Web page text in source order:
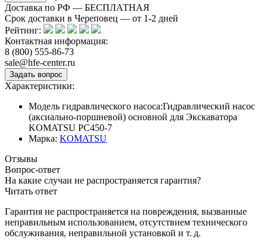
Доставка по РФ — БЕСПЛАТНАЯ
Срок доставки в Череповец — от 1-2 дней
Рейтинг:
Контактная информация:
8 (800) 555-86-73
sale@hfe-center.ru
Характеристики:
Модель гидравлического насоса:Гидравлический насос
(аксиально-поршневой) основной для Экскаватора
KOMATSU PC450-7
Марка: KOMATSU
Отзывы
Вопрос-ответ
На какие случаи не распространяется гарантия?
Читать ответ
Гарантия не распространяется на повреждения, вызванные
неправильным использованием, отсутствием технического
обслуживания, неправильной установкой и т. д.